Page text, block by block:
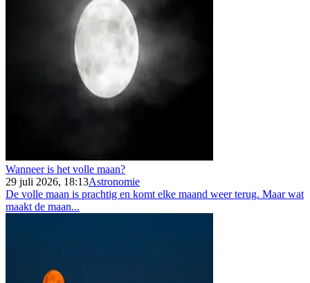
Wanneer is het volle maan?
29 juli 2026, 18:13Astronomie
De volle maan is prachtig en komt elke maand weer terug. Maar wat
maakt de maan...